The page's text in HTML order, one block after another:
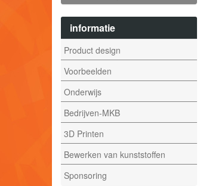
informatie
Product design
Voorbeelden
Onderwijs
Bedrijven-MKB
3D Printen
Bewerken van kunststoffen
Sponsoring